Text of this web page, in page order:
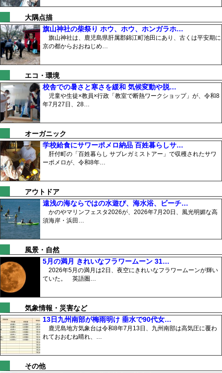
大隅点描
旗山神社の柴祭り ホウ、ホウ、ホンガラホ…
旗山神社は、鹿児島県肝属郡錦江町池田にあり、古くは平安期に
京の都からおおねじめ…
エコ・環境
校舎での暑さと寒さを緩和 気候変動や脱…
児童や生徒×教員×行政「教室で断熱ワークショップ」が、令和8
年7月27日、28…
オーガニック
学校給食にサワーポメロ納品 百姓暮らしサ…
肝付町の「百姓暮らし サブレガミストアー」で収穫されたサワ
ーポメロが、令和8年…
アウトドア
遠浅の海ならではの水遊び、海水浴、ビーチ…
かのやマリンフェスタ2026が、2026年7月20日、風光明媚な高
須海岸・浜田…
風景・自然
5月の満月 きれいなフラワームーン 31…
2026年5月の満月は2日、夜空にきれいなフラワームーンが輝い
ていた。 英語圏…
気象情報・災害など
13日九州南部が梅雨明け 垂水で90代女…
鹿児島地方気象台は令和8年7月13日、九州南部は高気圧に覆わ
れておおむね晴れ、…
その他